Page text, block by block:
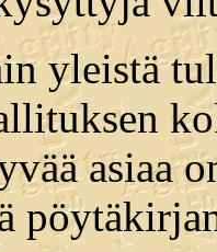
yleistä
asiaa